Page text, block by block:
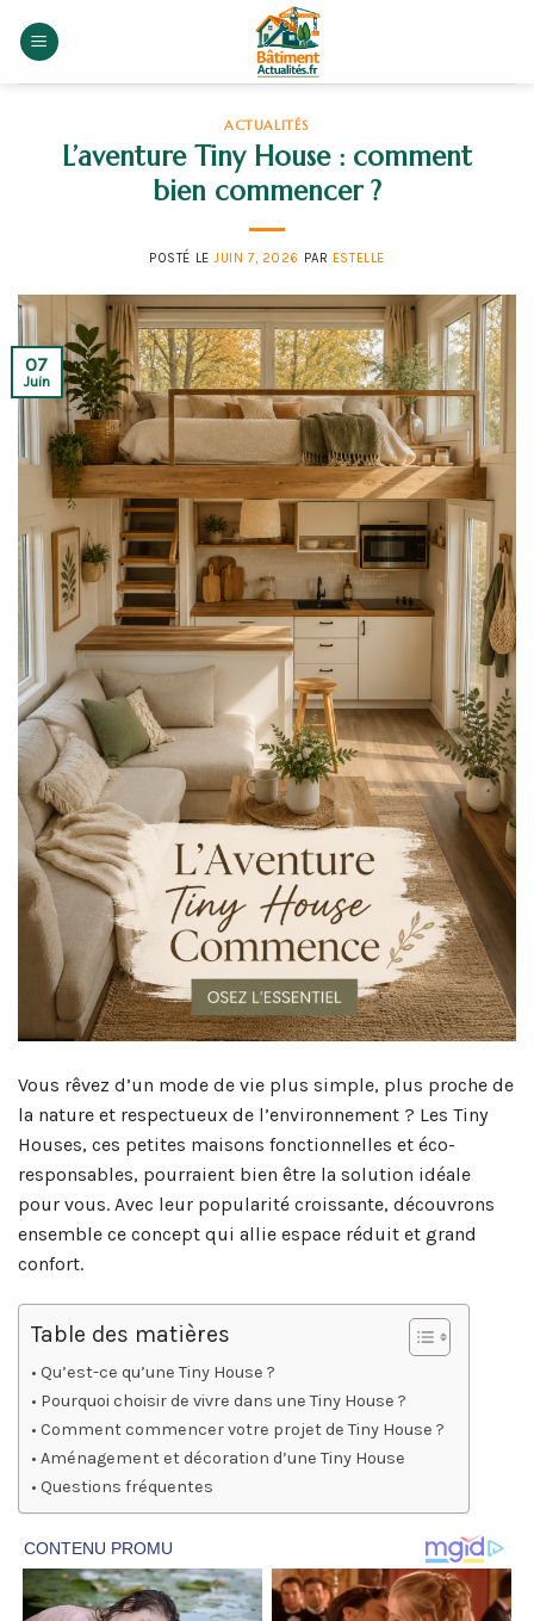
ACTUALITÉS
L’aventure Tiny House : comment
bien commencer ?
POSTÉ LEJUIN 7, 2026 PAR ESTELLE
07
Juin
Vous rêvez d’un mode de vie plus simple, plus proche de
la nature et respectueux de l’environnement ? Les Tiny
Houses, ces petites maisons fonctionnelles et éco-
responsables, pourraient bien être la solution idéale
pour vous. Avec leur popularité croissante, découvrons
ensemble ce concept qui allie espace réduit et grand
confort.
Table des matières
Qu’est-ce qu’une Tiny House ?
Pourquoi choisir de vivre dans une Tiny House ?
Comment commencer votre projet de Tiny House ?
Aménagement et décoration d’une Tiny House
Questions fréquentes